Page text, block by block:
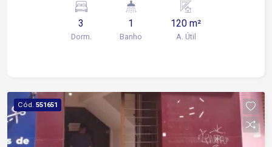
armários, área de serviço e banheiro social. Não
possui garagem.
3
Dorm.
1
Banho
120 m²
A. Útil
Cód. 551651